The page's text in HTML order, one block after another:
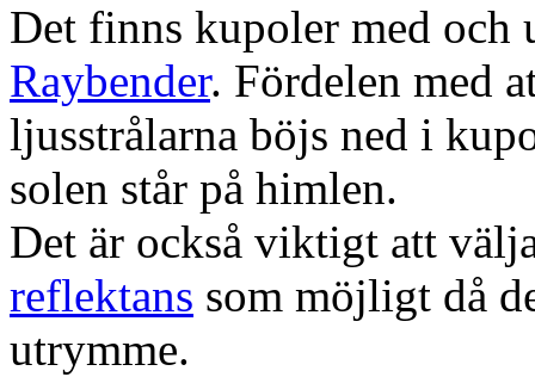
Det finns kupoler med och
Raybender. Fördelen med
ljusstrålarna böjs ned i
solen står på himlen.
Det är också viktigt att
reflektans som möjligt då
utrymme.